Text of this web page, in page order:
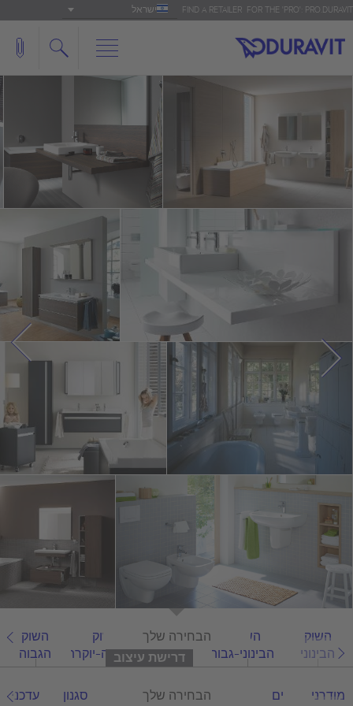
FOR THE 'PRO': PRO.DURAVIT
FIND A RETAILER ישראל
השוק
הבינוני
השוק
הבינוני-גבוה
הכל
השוק
הגבוה-יוקרתי
השוק
הגבוה
דרישת עיצוב
הבחירה שלך
מודרני
ים
אסיאתי הכל סגנון עדכני הבחירה שלך